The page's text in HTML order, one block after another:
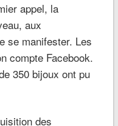
appel, la
aux
se manifester. Les
compte Facebook.
350 bijoux ont pu